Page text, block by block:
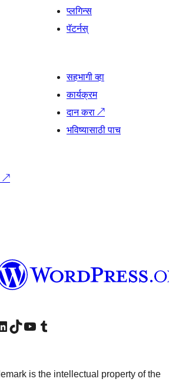
प्लगिन्स
पॅटर्नस्
सहभागी व्हा
कार्यक्रम
दान करा ↗
भविष्यासाठी पाच
↗
भेट द्या आमच्या टिकटॉक अकाउंटला भेट द्या.आमच्या यूट्यूब चॅनेलला भेट द्या आमच्या टंबलर खात्याला भेट द्या.
is the intellectual property of the